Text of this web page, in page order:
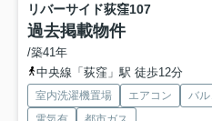
リバーサイド荻窪107
過去掲載物件
/築41年
中央線「荻窪」駅 徒歩12分
室内洗濯機置場 エアコン バル